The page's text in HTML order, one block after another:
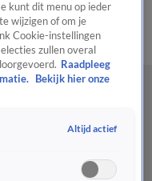
Contact
kunt dit menu op ieder
wijzigen of om je
Cookie-instellingen
zullen overal
Raadpleeg
Bekijk hier onze
Altijd actief